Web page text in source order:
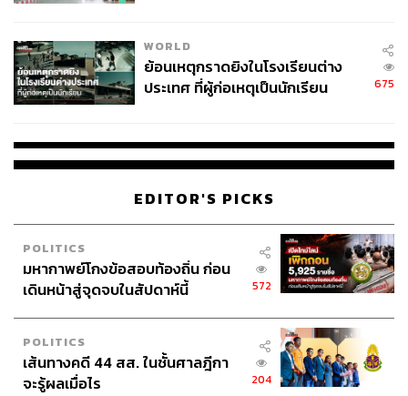
WORLD
ย้อนเหตุกราดยิงในโรงเรียนต่าง
ประเทศ ที่ผู้ก่อเหตุเป็นนักเรียน
675
EDITOR'S PICKS
POLITICS
มหากาพย์โกงข้อสอบท้องถิ่น ก่อน
เดินหน้าสู่จุดจบในสัปดาห์นี้
572
POLITICS
เส้นทางคดี 44 สส. ในชั้นศาลฎีกา
จะรู้ผลเมื่อไร
204